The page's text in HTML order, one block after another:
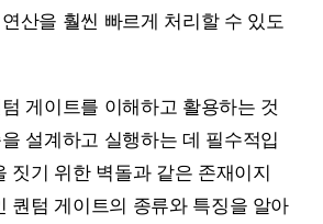
산을 훨씬 빠르게 처리할 수 있도
게이트를 이해하고 활용하는 것
설계하고 실행하는 데 필수적입
짓기 위한 벽돌과 같은 존재이지
퀀텀 게이트의 종류와 특징을 알아